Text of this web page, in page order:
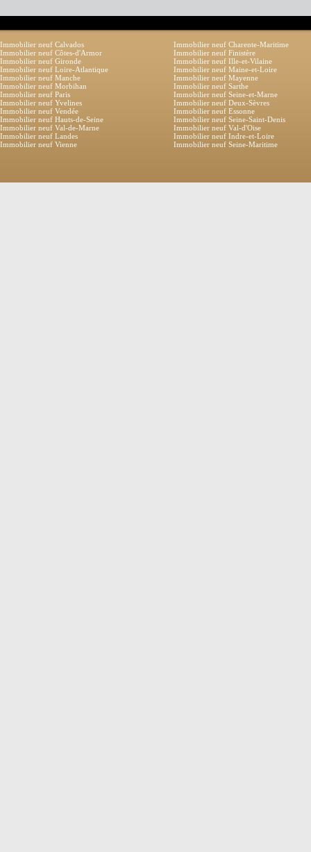
Immobilier neuf Calvados
Immobilier neuf Charente-Maritime
Immobilier neuf Côtes-d'Armor
Immobilier neuf Finistère
Immobilier neuf Gironde
Immobilier neuf Ille-et-Vilaine
Immobilier neuf Loire-Atlantique
Immobilier neuf Maine-et-Loire
Immobilier neuf Manche
Immobilier neuf Mayenne
Immobilier neuf Morbihan
Immobilier neuf Sarthe
Immobilier neuf Paris
Immobilier neuf Seine-et-Marne
Immobilier neuf Yvelines
Immobilier neuf Deux-Sèvres
Immobilier neuf Vendée
Immobilier neuf Essonne
Immobilier neuf Hauts-de-Seine
Immobilier neuf Seine-Saint-Denis
Immobilier neuf Val-de-Marne
Immobilier neuf Val-d'Oise
Immobilier neuf Landes
Immobilier neuf Indre-et-Loire
Immobilier neuf Vienne
Immobilier neuf Seine-Maritime